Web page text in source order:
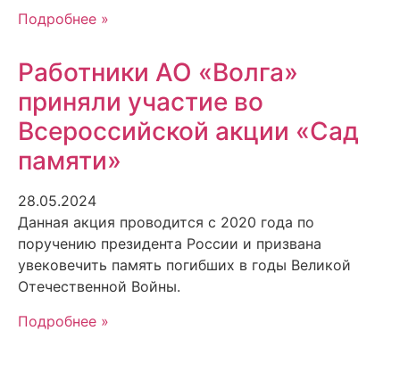
Подробнее »
Работники АО «Волга»
приняли участие во
Всероссийской акции «Сад
памяти»
28.05.2024
Данная акция проводится с 2020 года по
поручению президента России и призвана
увековечить память погибших в годы Великой
Отечественной Войны.
Подробнее »